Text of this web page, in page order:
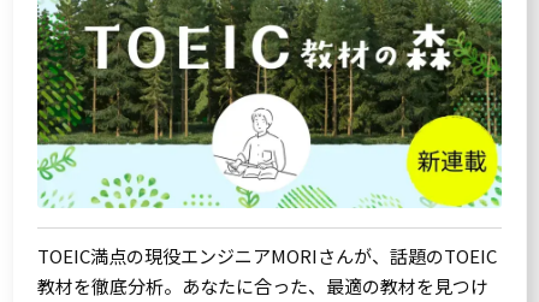
TOEIC満点の現役エンジニアMORIさんが、話題のTOEIC
教材を徹底分析。あなたに合った、最適の教材を見つけ